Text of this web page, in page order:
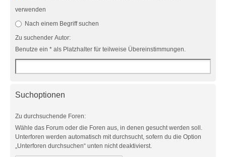
verwenden
Nach einem Begriff suchen
Zu suchender Autor:
Benutze ein * als Platzhalter für teilweise Übereinstimmungen.
Suchoptionen
Zu durchsuchende Foren:
Wähle das Forum oder die Foren aus, in denen gesucht werden soll.
Unterforen werden automatisch mit durchsucht, sofern du die Option
„Unterforen durchsuchen“ unten nicht deaktivierst.